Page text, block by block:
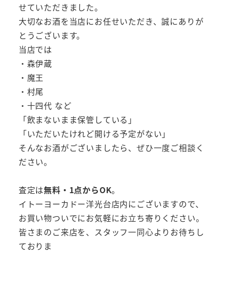
せていただきました。
大切なお酒を当店にお任せいただき、誠にありが
とうございます。
当店では
・森伊蔵
・魔王
・村尾
・十四代 など
「飲まないまま保管している」
「いただいたけれど開ける予定がない」
そんなお酒がございましたら、ぜひ一度ご相談く
ださい。
査定は無料・1点からOK。
イトーヨーカドー洋光台店内にございますので、
お買い物ついでにお気軽にお立ち寄りください。
皆さまのご来店を、スタッフ一同心よりお待ちし
ておりま